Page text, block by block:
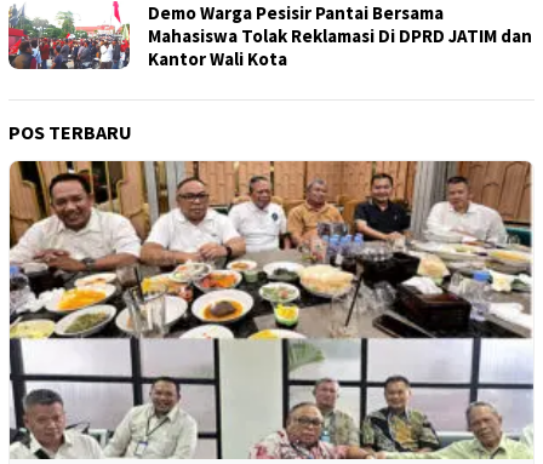
Demo Warga Pesisir Pantai Bersama
Mahasiswa Tolak Reklamasi Di DPRD JATIM dan
Kantor Wali Kota
POS TERBARU